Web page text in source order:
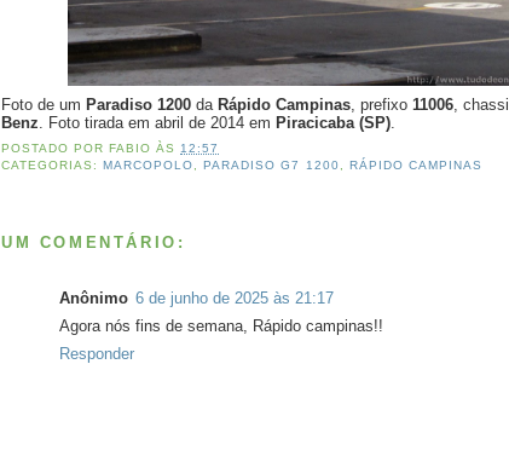
Foto de um Paradiso 1200 da Rápido Campinas , prefixo 11006 , chassi
Benz . Foto tirada em abril de 2014 em Piracicaba (SP)
POSTADO PORFABIO ÀS12:57
CATEGORIAS:MARCOPOLO,PARADISO G7 1200, RÁPIDO CAMPINAS
UM COMENTÁRIO:
Anônimo 6 de junho de 2025 às 21:17
Agora nós fins de semana, Rápido campinas!!
Responder